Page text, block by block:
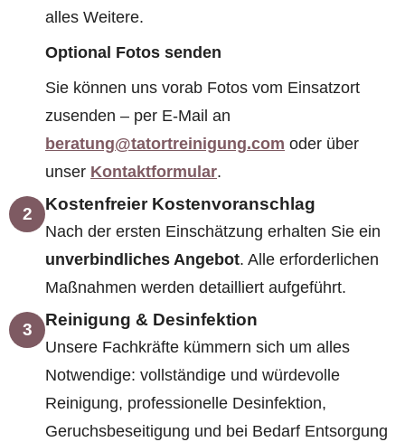
alles Weitere.
Optional Fotos senden
Sie können uns vorab Fotos vom Einsatzort
zusenden – per E-Mail an
beratung@tatortreinigung.com oder über
unser Kontaktformular.
2 Kostenfreier Kostenvoranschlag
Nach der ersten Einschätzung erhalten Sie ein
unverbindliches Angebot. Alle erforderlichen
Maßnahmen werden detailliert aufgeführt.
3 Reinigung & Desinfektion
Unsere Fachkräfte kümmern sich um alles
Notwendige: vollständige und würdevolle
Reinigung, professionelle Desinfektion,
Geruchsbeseitigung und bei Bedarf Entsorgung